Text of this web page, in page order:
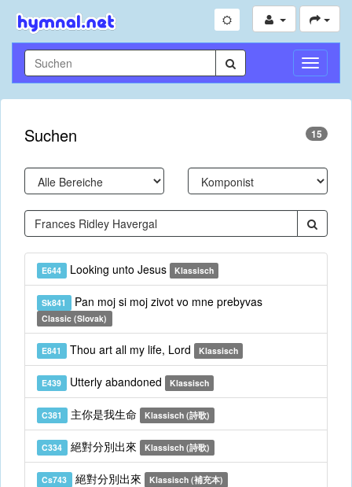
Suchen 15
E644 Looking unto Jesus Klassisch
Sk841 Pan moj si moj zivot vo mne prebyvas
Classic (Slovak)
E841 Thou art all my life, Lord Klassisch
E439 Utterly abandoned Klassisch
C381 主你是我生命 Klassisch (詩歌)
C334 絕對分別出來 Klassisch (詩歌)
Cs743 絕對分別出來 Klassisch (補充本)